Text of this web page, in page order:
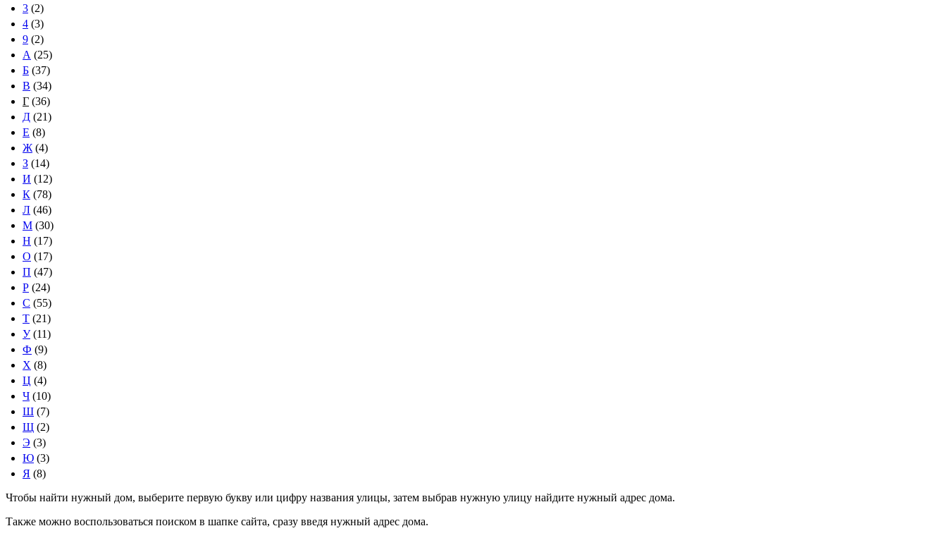
3 (2)
4 (3)
9 (2)
А (25)
Б (37)
В (34)
Г (36)
Д (21)
Е (8)
Ж (4)
З (14)
И (12)
К (78)
Л (46)
М (30)
Н (17)
О (17)
П (47)
Р (24)
С (55)
Т (21)
У(11)
Ф (9)
Х (8)
Ц (4)
Ч (10)
Ш (7)
Щ (2)
Э (3)
Ю (3)
Я (8)
Чтобы найти нужный дом, выберите первую букву или цифру названия улицы, затем выбрав нужную улицу найдите нужный адрес дома.
Также можно воспользоваться поиском в шапке сайта, сразу введя нужный адрес дома.